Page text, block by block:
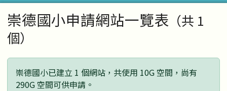
主內容區域
崇德國小申請網站一覽表 （共 1
個）
崇德國小已建立 1 個網站，共使用 10G 空間，尚有
290G 空間可供申請。
頁尾區域